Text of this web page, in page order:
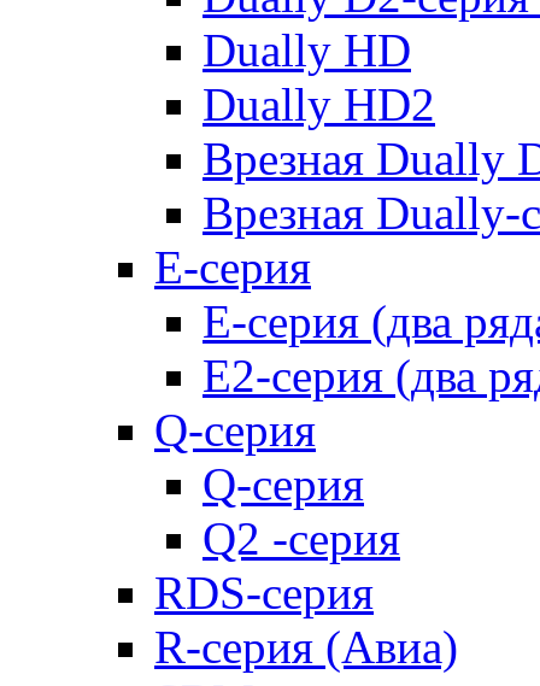
Dually HD
Dually HD2
Врезная Dually
Врезная Dually-
E-серия
E-серия (два
E2-серия (два
Q-серия
Q-серия
Q2 -серия
RDS-серия
R-серия (Авиа)